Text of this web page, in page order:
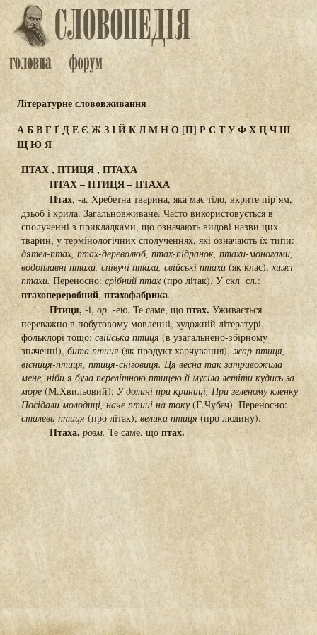
Літературне слововживання
АБВГҐДЕЄ ЖЗІЙКЛМНО[П] Р С ТУФХЦЧШ
ЩЮ Я
ПТАХ , ПТИЦЯ , ПТАХА
ПТАХ – ПТИЦЯ – ПТАХА
Птах, -а. Хребетна тварина, яка має тіло, вкрите пір’ям,
дзьоб і крила. Загальновживане. Часто використовується в
сполученні з прикладками, що означають видові назви цих
тварин, у термінологічних сполученнях, які означають їх типи:
дятел-птах, птах-дереволюб, птах-підранок, птахи-моногами,
водоплавні птахи, співучі птахи, свійські птахи (як клас), хижі
птахи. Переносно: срібний птах (про літак). У скл. сл.:
птахопереробний,птахофабрика.
Птиця, -і, ор.-ею. Те саме, що птах.Уживається
переважно в побутовому мовленні, художній літературі,
фольклорі тощо:свійська птиця (в узагальнено-збірному
значенні), бита птиця(як продукт харчування), жар-птиця,
вісниця-птиця, птиця-сніговиця. Ця весна так затривожила
мене, ніби я була перелітною птицею й мусіла летіти кудись за
море (М.Хвильовий); У долині при криниці, При зеленому кленку
Посідали молодиці, наче птиці на току(Г.Чубач). Переносно:
сталева птиця(про літак),велика птиця (про людину).
Птаха, розм. Те саме, щоптах.